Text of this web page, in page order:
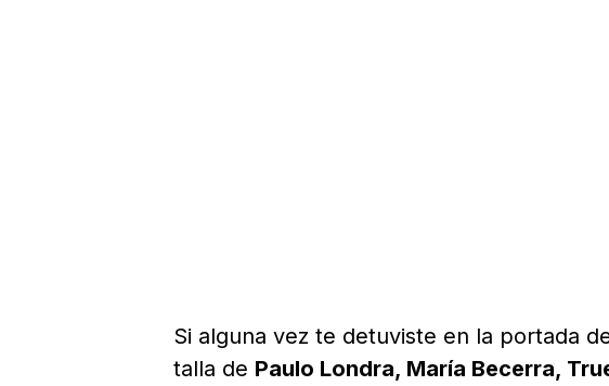
Si alguna vez te detuviste en la portada
talla de Paulo Londra, María Becerra,